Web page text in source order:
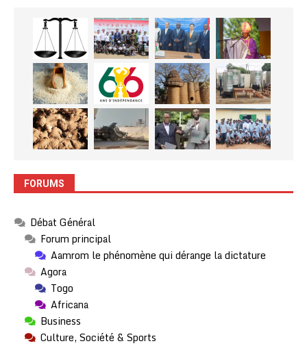
FORUMS
Débat Général
Forum principal
Aamrom le phénomène qui dérange la dictature
Agora
Togo
Africana
Business
Culture, Société & Sports